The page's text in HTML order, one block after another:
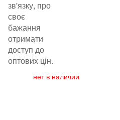
зв'язку, про
своє
бажання
отримати
доступ до
оптових цін.
нет в наличии